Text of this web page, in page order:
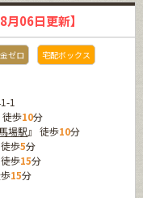
月06日更新】
ゼロ
宅配ボックス
1
徒歩10分
場駅』 徒歩10分
歩5分
歩15分
15分